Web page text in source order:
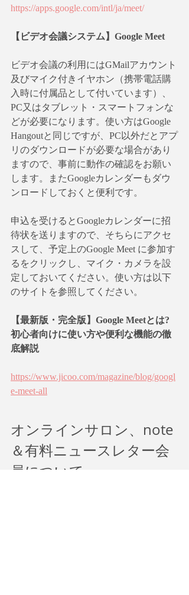
https://apps.google.com/intl/ja/meet/
【ビデオ会議システム】Google Meet
ビデオ会議の利用にはGMailアカウント
及びマイク付きイヤホン（携帯電話購
入時に付属品として付いています）、
PC又はタブレット・スマートフォンな
どが必要になります。使い方はGoogle
Hangoutと同じですが、PC以外だとアプ
リのダウンロードが必要な場合があり
ますので、事前に動作の確認をお願い
します。またGoogleカレンダーもダウ
ンロードしておくと便利です。
申込を受けるとGoogleカレンダーに招
待状を送りますので、そちらにアクセ
スして、予定上のGoogle Meet に参加す
るをクリックし、マイク・カメラを設
定しておいてください。使い方は以下
のサイトを参照してください。
【最新版・完全版】Google Meetとは?
初心者向けに使い方や便利な機能の徹
底解説
https://www.jicoo.com/magazine/blog/googl
e-meet-all
オンラインサロン、note
＆有料ニュースレター会
員について